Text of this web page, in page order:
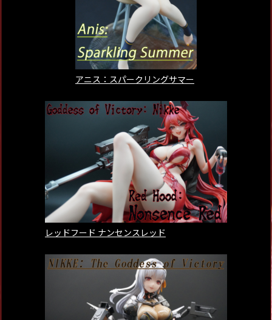
アニス：スパークリングサマー
レッドフード ナンセンスレッド